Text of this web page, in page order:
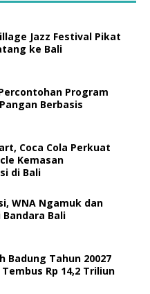
Jazz Festival Pikat
ke Bali
Program
Berbasis
Coca Cola Perkuat
Kemasan
di Bali
WNA Ngamuk dan
Bandara Bali
Badung Tahun 20027
Rp 14,2 Triliun